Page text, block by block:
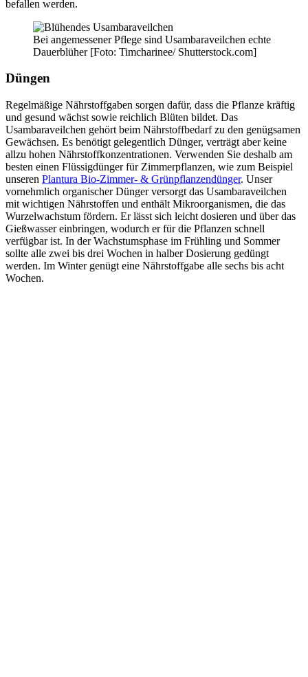
befallen werden.
Bei angemessener Pflege sind Usambaraveilchen echte
Dauerblüher [Foto: Timcharinee/ Shutterstock.com]
Düngen
Regelmäßige Nährstoffgaben sorgen dafür, dass die Pflanze kräftig
und gesund wächst sowie reichlich Blüten bildet. Das
Usambaraveilchen gehört beim Nährstoffbedarf zu den genügsamen
Gewächsen. Es benötigt gelegentlich Dünger, verträgt aber keine
allzu hohen Nährstoffkonzentrationen. Verwenden Sie deshalb am
besten einen Flüssigdünger für Zimmerpflanzen, wie zum Beispiel
unseren Plantura Bio-Zimmer- & Grünpflanzendünger. Unser
vornehmlich organischer Dünger versorgt das Usambaraveilchen
mit wichtigen Nährstoffen und enthält Mikroorganismen, die das
Wurzelwachstum fördern. Er lässt sich leicht dosieren und über das
Gießwasser einbringen, wodurch er für die Pflanzen schnell
verfügbar ist. In der Wachstumsphase im Frühling und Sommer
sollte alle zwei bis drei Wochen in halber Dosierung gedüngt
werden. Im Winter genügt eine Nährstoffgabe alle sechs bis acht
Wochen.